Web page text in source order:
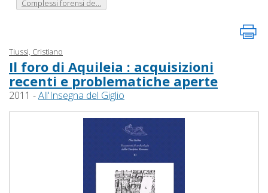
Complessi forensi de...
Tiussi, Cristiano
Il foro di Aquileia : acquisizioni
recenti e problematiche aperte
2011 -All'Insegna del Giglio